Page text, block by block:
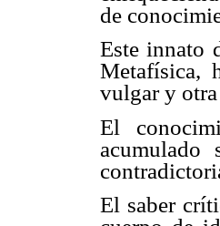
de
Este innato
Metafísica,
vulgar y
El
acumulado
El saber